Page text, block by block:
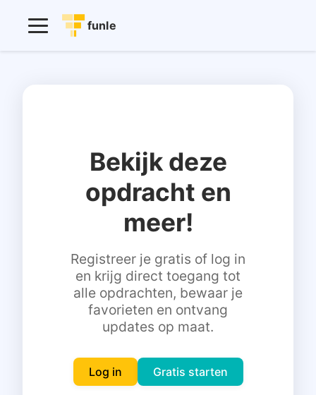
funle
Inloggen
Gratis starten
Bekijk deze
opdracht en
meer!
Registreer je gratis of log in
en krijg direct toegang tot
alle opdrachten, bewaar je
favorieten en ontvang
updates op maat.
Log in Gratis starten